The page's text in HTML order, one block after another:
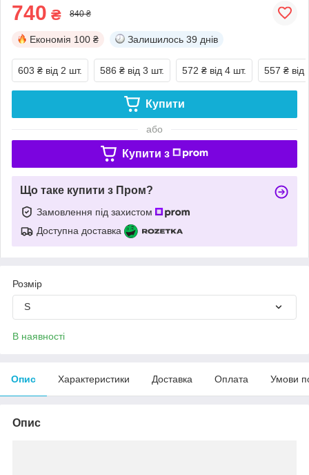
740 ₴ 840 ₴
Економія 100 ₴ Залишилось 39 днів
603 ₴ від 2 шт. 586 ₴ від 3 шт. 572 ₴ від 4 шт. 557 ₴ від
Купити
або
Купити з
Що таке купити з Пром?
Замовлення під захистом
Доступна доставка
Розмір
S
В наявності
Опис Характеристики Доставка Оплата Умови
Опис